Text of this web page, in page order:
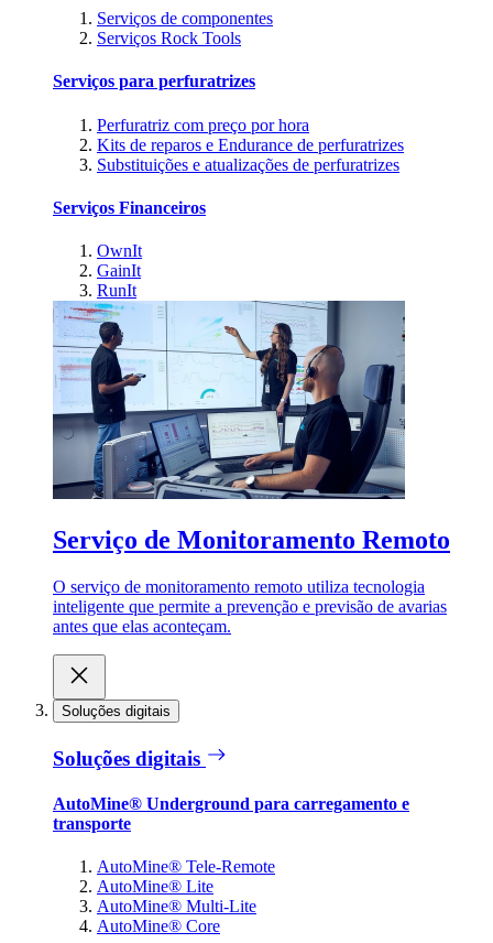
Serviços de componentes
Serviços Rock Tools
Serviços para perfuratrizes
Perfuratriz com preço por hora
Kits de reparos e Endurance de perfuratrizes
Substituições e atualizações de perfuratrizes
Serviços Financeiros
OwnIt
GainIt
RunIt
Serviço de Monitoramento Remoto
O serviço de monitoramento remoto utiliza tecnologia
inteligente que permite a prevenção e previsão de avarias
antes que elas aconteçam.
Soluções digitais
Soluções digitais
AutoMine® Underground para carregamento e
transporte
AutoMine® Tele-Remote
AutoMine® Lite
AutoMine® Multi-Lite
AutoMine® Core